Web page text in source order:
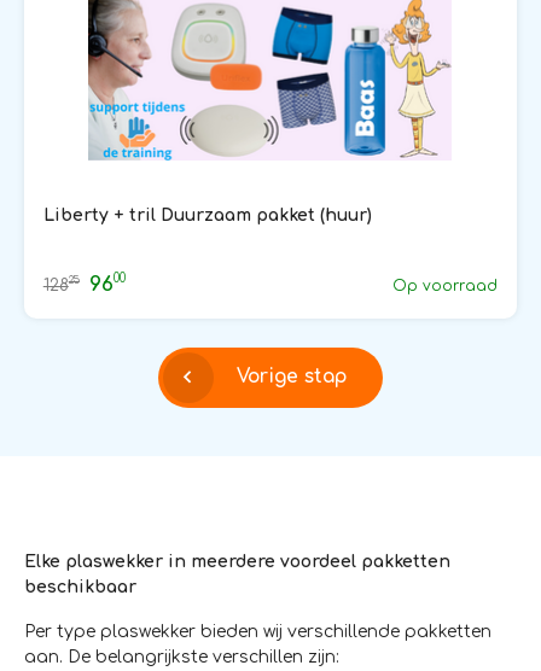
Liberty + tril Duurzaam pakket (huur)
12825 9600 Op voorraad
Vorige stap
Elke plaswekker in meerdere voordeel pakketten
beschikbaar
Per type plaswekker bieden wij verschillende pakketten
aan. De belangrijkste verschillen zijn: